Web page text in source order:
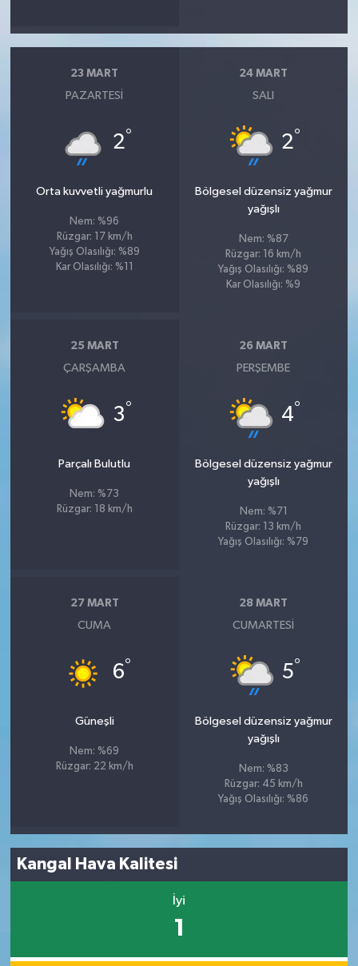
23 MART
PAZARTESI
2°
Orta kuvvetli yağmurlu
Nem: %96
Rüzgar: 17 km/h
Yağış Olasılığı: %89
Kar Olasılığı: %11
24 MART
SALI
2°
Bölgesel düzensiz yağmur
yağışlı
Nem: %87
Rüzgar: 16 km/h
Yağış Olasılığı: %89
Kar Olasılığı: %9
25 MART
ÇARŞAMBA
3°
Parçalı Bulutlu
Nem: %73
Rüzgar: 18 km/h
26 MART
PERŞEMBE
4°
Bölgesel düzensiz yağmur
yağışlı
Nem: %71
Rüzgar: 13 km/h
Yağış Olasılığı: %79
27 MART
CUMA
6°
Güneşli
Nem: %69
Rüzgar: 22 km/h
28 MART
CUMARTESI
5°
Bölgesel düzensiz yağmur
yağışlı
Nem: %83
Rüzgar: 45 km/h
Yağış Olasılığı: %86
Kangal Hava Kalitesi
İyi
1